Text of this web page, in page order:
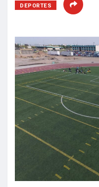
DEPORTES